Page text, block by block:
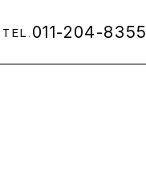
TEL. 011-204-8355